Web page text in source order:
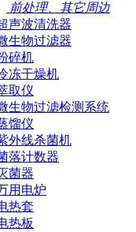
前处理、其它周边
声波清洗器
生物过滤器
碎机
冻干燥机
取仪
生物过滤检测系统
馏仪
外线杀菌机
落计数器
菌器
用电炉
热套
热板